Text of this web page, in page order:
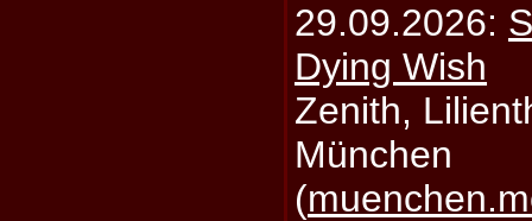
29.09.2026:
Dying Wish
Zenith,
München
(